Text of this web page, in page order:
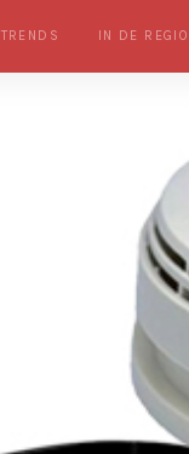
TRENDS IN DE REGIO